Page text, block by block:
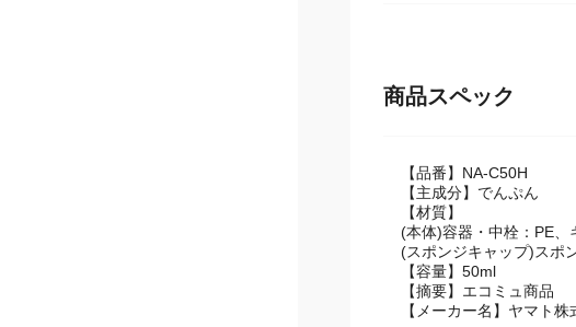
【品番】NA-C50H
【主成分】でんぷん
【材質】
(本体)容器・中栓：PE、
(スポンジキャップ)スポ
【容量】50ml
【摘要】エコミュ商品